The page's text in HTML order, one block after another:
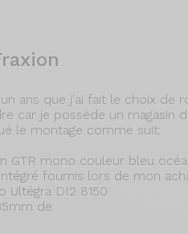
ans que j'ai fait le choix de
car je possède un magasin
le montage comme suit:
GTR mono couleur bleu
fournis lors de mon
Ultégra DI2 8150
de